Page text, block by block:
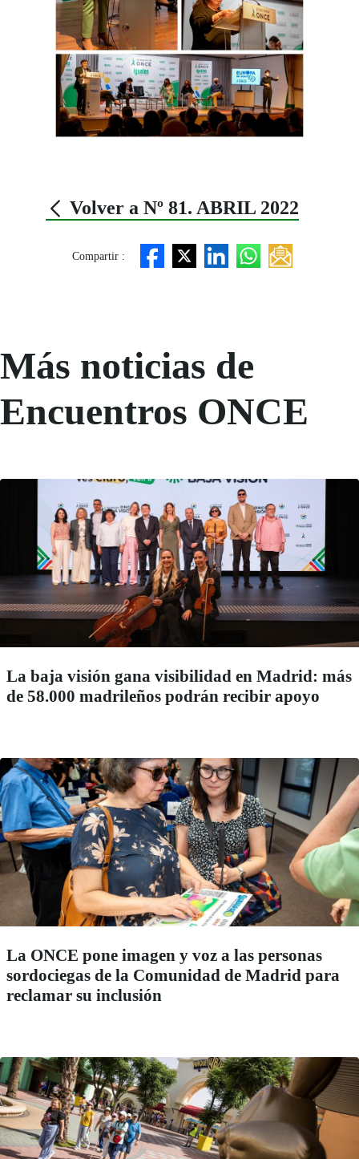
Volver a Nº 81. ABRIL 2022
Compartir :
Más noticias de
Encuentros ONCE
La baja visión gana visibilidad en Madrid: más
de 58.000 madrileños podrán recibir apoyo
La ONCE pone imagen y voz a las personas
sordociegas de la Comunidad de Madrid para
reclamar su inclusión